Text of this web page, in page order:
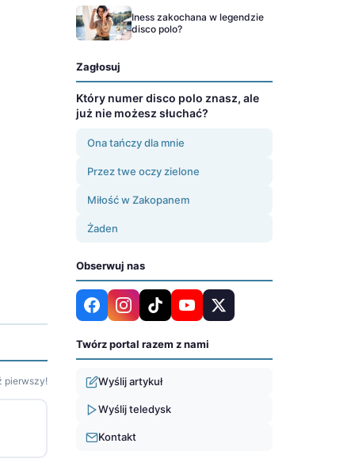
pierwszy!
Iness zakochana w legendzie
disco polo?
Zagłosuj
Który numer disco polo znasz, ale
już nie możesz słuchać?
Ona tańczy dla mnie
Przez twe oczy zielone
Miłość w Zakopanem
Żaden
Obserwuj nas
Twórz portal razem z nami
Wyślij artykuł
Wyślij teledysk
Kontakt